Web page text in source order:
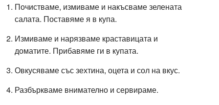
Почистваме, измиваме и накъсваме зелената
салата. Поставяме я в купа.
Измиваме и нарязваме краставицата и
доматите. Прибавяме ги в купата.
Овкусяваме със зехтина, оцета и сол на вкус.
Разбъркваме внимателно и сервираме.